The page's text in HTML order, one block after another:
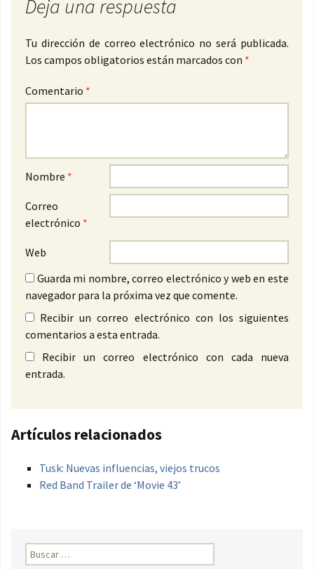
Deja una respuesta
Tu dirección de correo electrónico no será publicada.
Los campos obligatorios están marcados con *
Comentario *
Nombre *
Correo
electrónico *
Web
Guarda mi nombre, correo electrónico y web en este
navegador para la próxima vez que comente.
Recibir un correo electrónico con los siguientes
comentarios a esta entrada.
Recibir un correo electrónico con cada nueva
entrada.
Artículos relacionados
Tusk: Nuevas influencias, viejos trucos
Red Band Trailer de ‘Movie 43’
Buscar: